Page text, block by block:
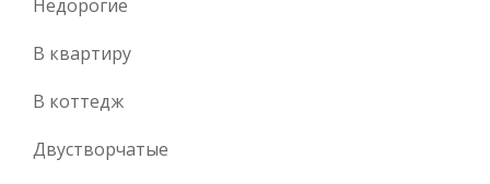
Недорогие
В квартиру
В коттедж
Двустворчатые